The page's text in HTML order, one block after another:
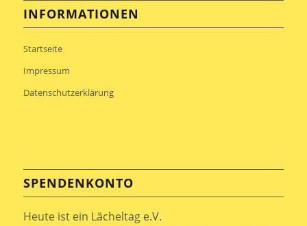
INFORMATIONEN
Startseite
Impressum
Datenschutzerklärung
SPENDENKONTO
Heute ist ein Lächeltag e.V.